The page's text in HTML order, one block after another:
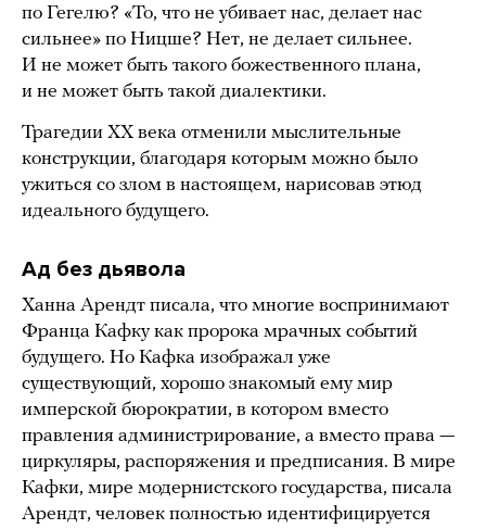
по Гегелю? «То, что не убивает нас, делает нас
сильнее» по Ницше? Нет, не делает сильнее.
И не может быть такого божественного плана,
и не может быть такой диалектики.
Трагедии ХХ века отменили мыслительные
конструкции, благодаря которым можно было
ужиться со злом в настоящем, нарисовав этюд
идеального будущего.
Ад без дьявола
Ханна Арендт писала, что многие воспринимают
Франца Кафку как пророка мрачных событий
будущего. Но Кафка изображал уже
существующий, хорошо знакомый ему мир
имперской бюрократии, в котором вместо
правления администрирование, а вместо права —
циркуляры, распоряжения и предписания. В мире
Кафки, мире модернистского государства, писала
Арендт, человек полностью идентифицируется